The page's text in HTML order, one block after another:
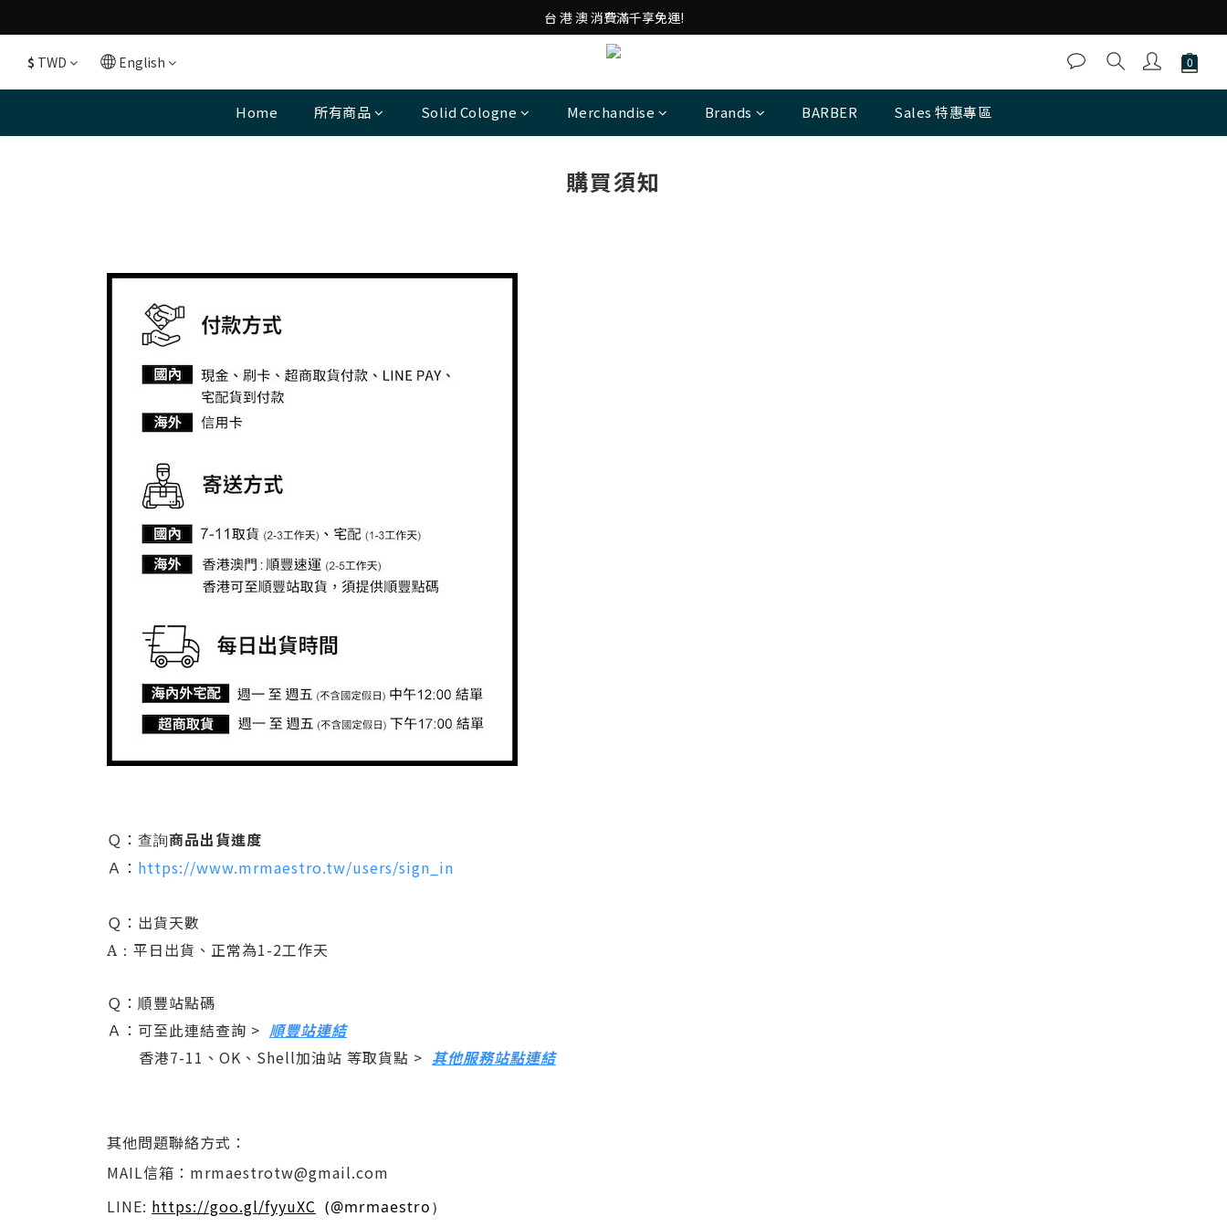
台 港 澳 消費滿千享免運!
台 港 澳 消費滿千享免運!
重磅素Tee 夏日滿件"現折優惠"!
台 港 澳 消費滿千享免運!
$ TWD English
Home 所有商品 Solid Cologne Merchandise Brands BARBER Sales 特惠專區
購買須知
Ｑ： 查詢商品出貨進度
Ａ ： https://www.mrmaestro.tw/users/sign_in
Ｑ：出貨天數
A： 平日出貨、正常為1-2工作天
Ｑ： 順豐站點碼
Ａ ： 可至此連結查詢 > 順豐站連結
香港7-11、OK、Shell加油站 等取貨點 > 其他服務站點連結
其他問題聯絡方式：
MAIL信箱：mrmaestrotw@gmail.com
LINE: https://goo.gl/fyyuXC
  (@mrmaestro）